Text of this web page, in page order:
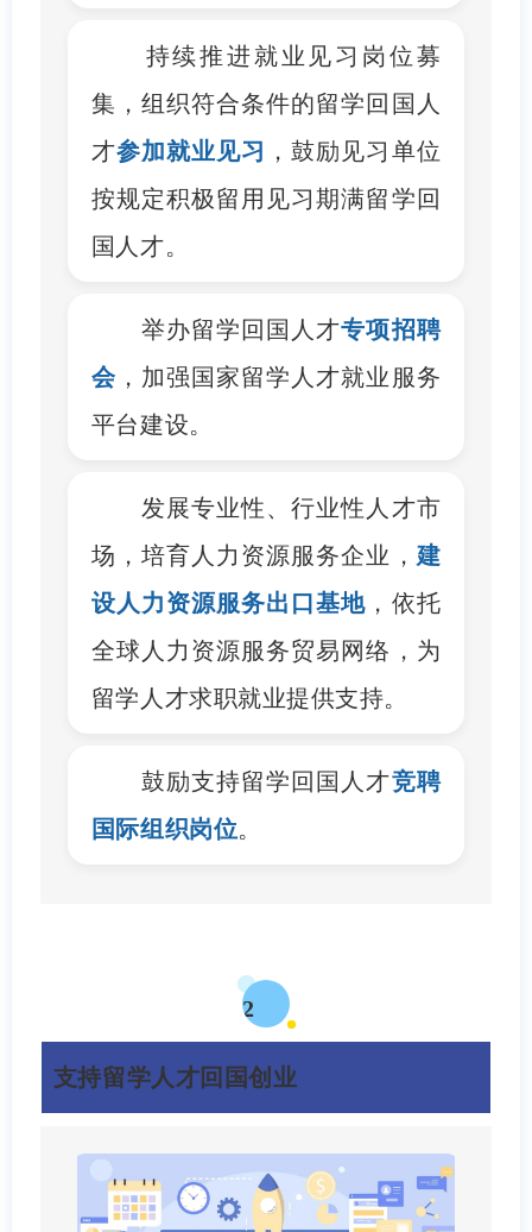
持续推进就业见习岗位募
集，组织符合条件的留学回国人
才参加就业见习 ，鼓励见习单位
按规定积极留用见习期满留学回
国人才。
举办留学回国人才专项招聘
会，加强国家留学人才就业服务
平台建设。
发展专业性、行业性人才市
场，培育人力资源服务企业， 建
设人力资源服务出口基地 ，依托
全球人力资源服务贸易网络，为
留学人才求职就业提供支持。
鼓励支持留学回国人才竞聘
国际组织岗位。
2
支持留学人才回国创业